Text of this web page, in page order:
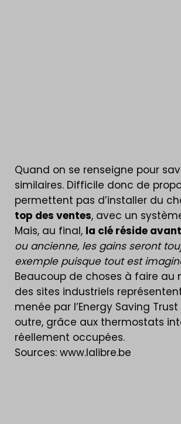
Quand on se renseigne pour
similaires. Difficile donc de
permettent pas d’installer du
top des ventes, avec un
Mais, au final, la clé réside
ou ancienne, les gains seront
exemple puisque tout est
Beaucoup de choses à faire au
des sites industriels
menée par l’Energy Saving Trust
outre, grâce aux thermostats
réellement occupées.
Sources: www.lalibre.be